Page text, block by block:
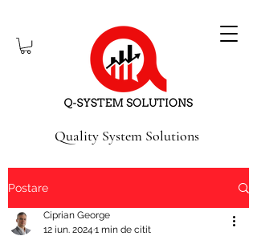
Quality System Solutions
Postare
Ciprian George
12 iun. 2024 1 min de citit